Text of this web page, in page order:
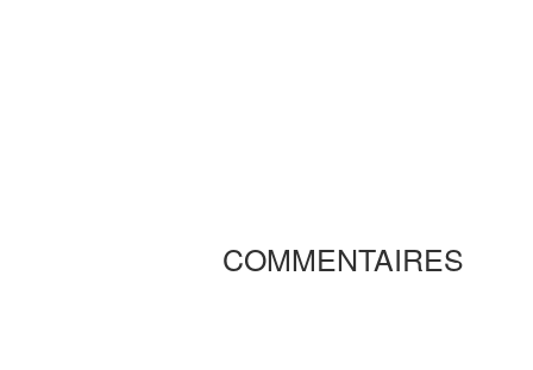
COMMENTAIRES